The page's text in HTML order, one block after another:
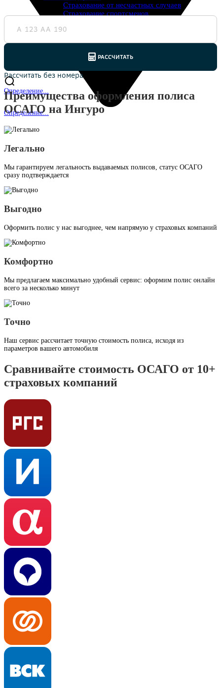
Определение...
Определение...
Страхование от несчастных случаев
Страхование спортсменов
ДМС онлайн
Преимущества оформления полиса
ОСАГО на Ингуро
Легально
Мы гарантируем легальность выдаваемых полисов, статус ОСАГО
сразу подтверждается
Выгодно
Оформить полис у нас выгоднее, чем напрямую у страховых компаний
Комфортно
Мы предлагаем максимально удобный сервис: оформим полис онлайн
всего за несколько минут
Точно
Наш сервис рассчитает точную стоимость полиса, исходя из
параметров вашего автомобиля
Сравнивайте стоимость ОСАГО от 10+
страховых компаний